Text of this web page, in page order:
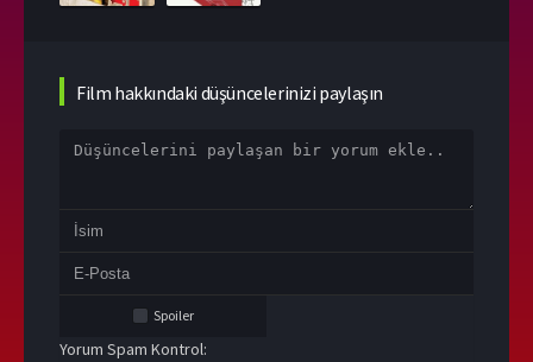
Film hakkındaki düşüncelerinizi paylaşın
Spoiler
Yorum Spam Kontrol: